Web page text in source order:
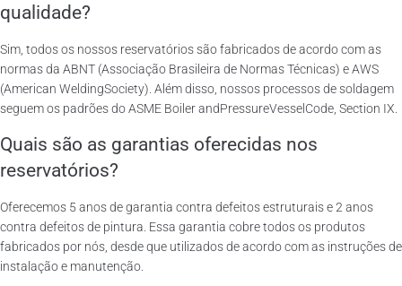
qualidade?
Sim, todos os nossos reservatórios são fabricados de acordo com as
normas da ABNT (Associação Brasileira de Normas Técnicas) e AWS
(American WeldingSociety). Além disso, nossos processos de soldagem
seguem os padrões do ASME Boiler andPressureVesselCode, Section IX.
Quais são as garantias oferecidas nos
reservatórios?
Oferecemos 5 anos de garantia contra defeitos estruturais e 2 anos
contra defeitos de pintura. Essa garantia cobre todos os produtos
fabricados por nós, desde que utilizados de acordo com as instruções de
instalação e manutenção.